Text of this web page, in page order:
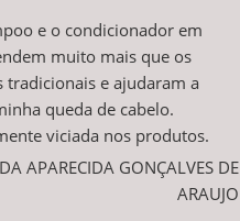
e o condicionador em
muito mais que os
tradicionais e ajudaram a
queda de cabelo.
viciada nos produtos.
APARECIDA GONÇALVES DE
ARAUJO